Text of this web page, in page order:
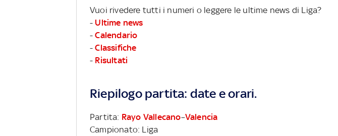
Vuoi rivedere tutti i numeri o leggere le ultime news di Liga?
- Ultime news
-Calendario
-Classifiche
- Risultati
Riepilogo partita: date e orari.
Partita: Rayo Vallecano–Valencia
Campionato: Liga